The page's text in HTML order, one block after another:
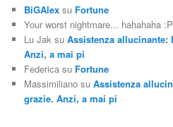
BiGAlex su Fortune
Your worst nightmare... hahahaha :P
Lu Jak suAssistenza allucinante:
Anzi, a mai pi
Federica su Fortune
Massimiliano suAssistenza
grazie. Anzi, a mai pi